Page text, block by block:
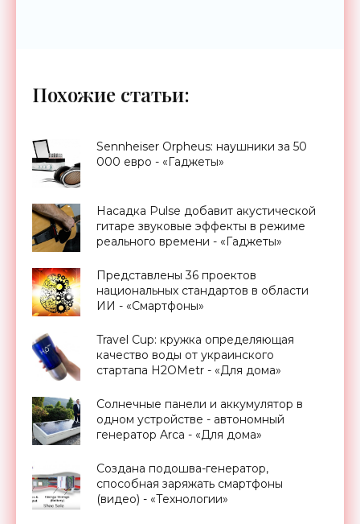
Похожие статьи:
Sennheiser Orpheus: наушники за 50
000 евро - «Гаджеты»
Насадка Pulse добавит акустической
гитаре звуковые эффекты в режиме
реального времени - «Гаджеты»
Представлены 36 проектов
национальных стандартов в области
ИИ - «Смартфоны»
Travel Cup: кружка определяющая
качество воды от украинского
стартапа H2OMetr - «Для дома»
Солнечные панели и аккумулятор в
одном устройстве - автономный
генератор Arca - «Для дома»
Создана подошва-генератор,
способная заряжать смартфоны
(видео) - «Технологии»